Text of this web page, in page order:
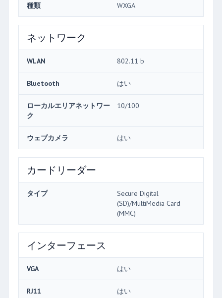
種類 WXGA
ネットワーク
WLAN 802.11 b
Bluetooth はい
ローカルエリアネットワー
ク
10/100
ウェブカメラ はい
カードリーダー
タイプ
Secure Digital
(SD)/MultiMedia Card
(MMC)
インターフェース
VGA はい
RJ11 はい